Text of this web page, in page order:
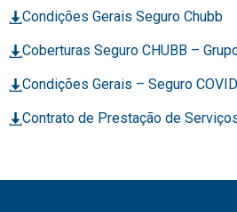
Condições Gerais Seguro Chubb
Coberturas Seguro CHUBB –
Condições Gerais – Seguro COVID
Contrato de Prestação de